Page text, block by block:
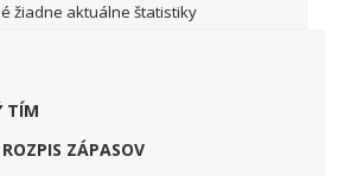
žiadne aktuálne štatistiky
TÍM
ZÁPASOV